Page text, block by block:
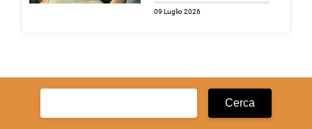
09 Luglio 2026
Ricerca